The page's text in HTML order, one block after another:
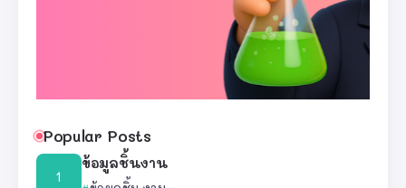
Popular Posts
ข้อมูลชิ้นงาน